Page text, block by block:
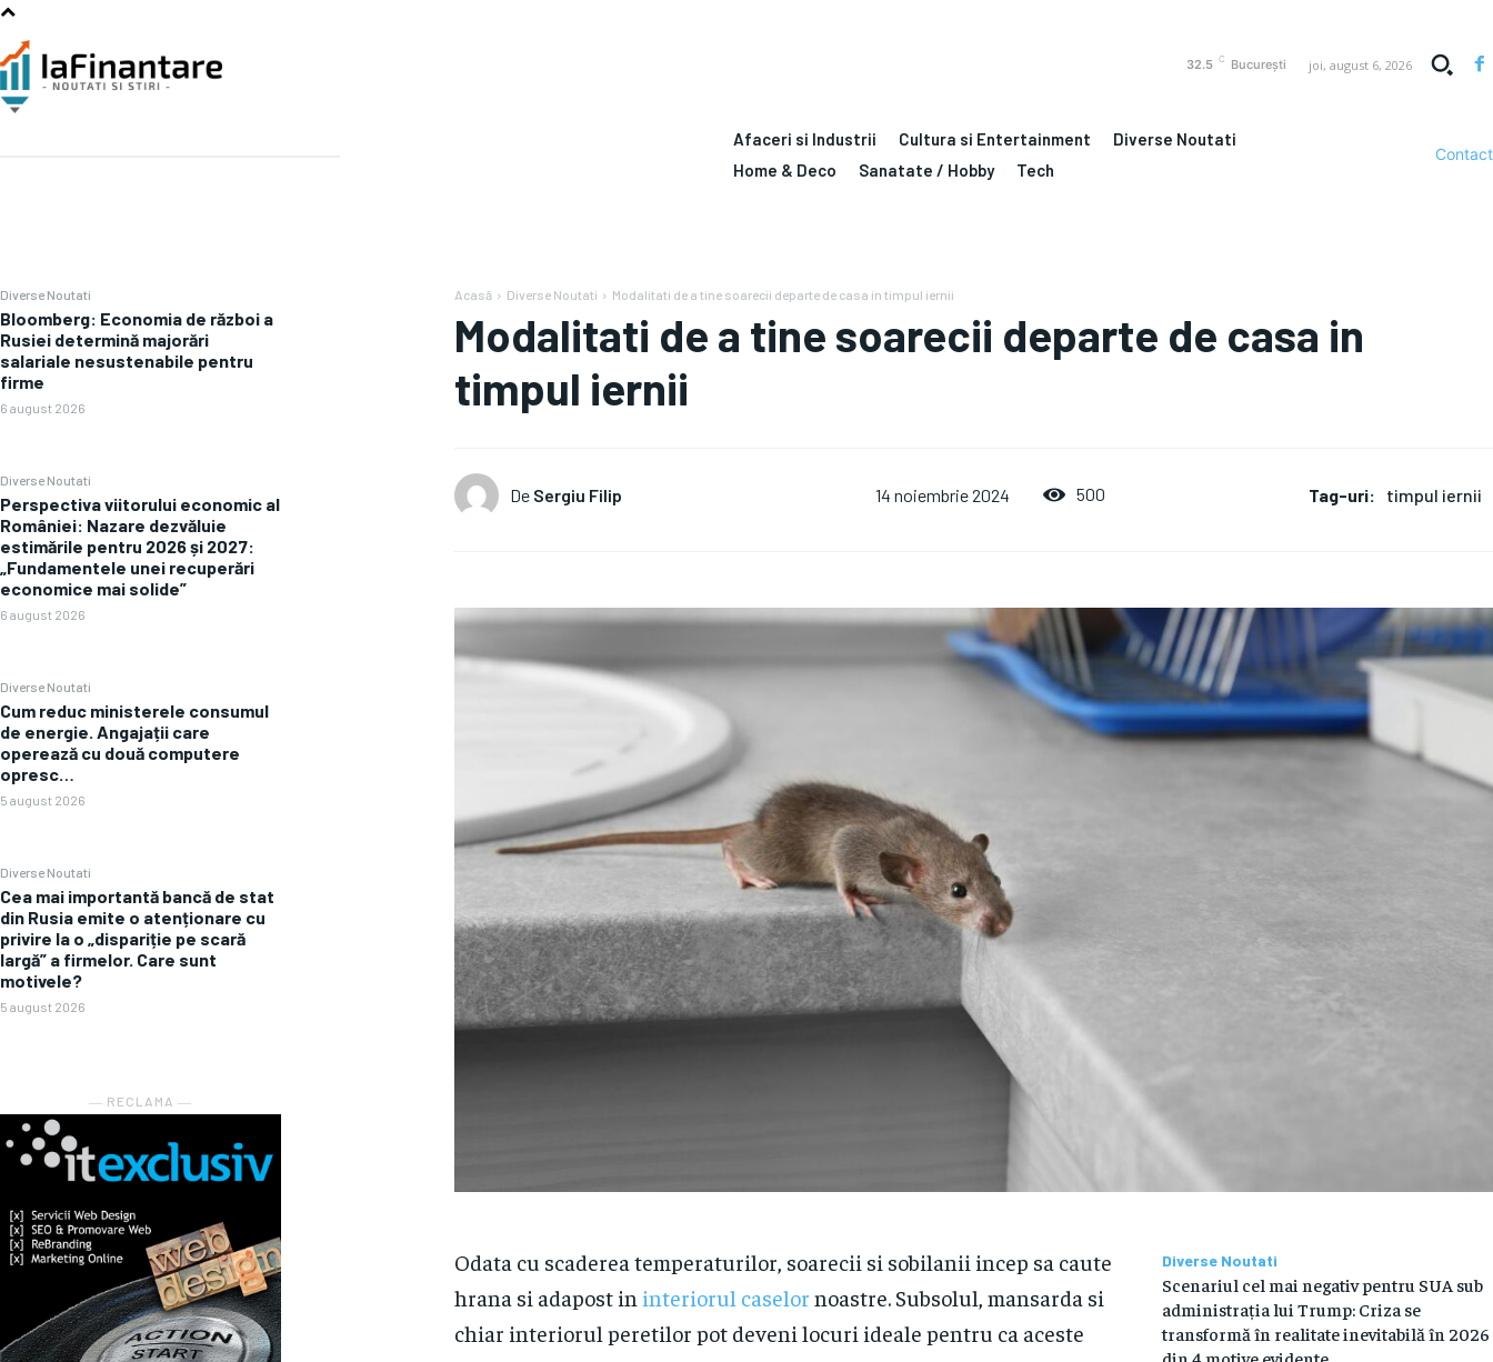
32.5 C București joi, august 6, 2026
Afaceri si Industrii Cultura si Entertainment
Diverse Noutati
Home & Deco
Sanatate / Hobby Tech
Contact
Diverse Noutati
Bloomberg: Economia de război a
Rusiei determină majorări
salariale nesustenabile pentru
firme
6 august 2026
Diverse Noutati
Perspectiva viitorului economic al
României: Nazare dezvăluie
estimările pentru 2026 și 2027:
„Fundamentele unei recuperări
economice mai solide”
6 august 2026
Diverse Noutati
Cum reduc ministerele consumul
de energie. Angajații care
operează cu două computere
opresc…
5 august 2026
Diverse Noutati
Cea mai importantă bancă de stat
din Rusia emite o atenționare cu
privire la o „dispariție pe scară
largă” a firmelor. Care sunt
motivele?
5 august 2026
― RECLAMA ―
Acasă Diverse Noutati Modalitati de a tine soarecii departe de casa in timpul iernii
Modalitati de a tine soarecii departe de casa in
timpul iernii
De Sergiu Filip 14 noiembrie 2024 500 Tag-uri: timpul iernii
Odata cu scaderea temperaturilor, soarecii si sobilanii incep sa caute
hrana si adapost in interiorul caselor noastre. Subsolul, mansarda si
chiar interiorul peretilor pot deveni locuri ideale pentru ca aceste
Diverse Noutati
Scenariul cel mai negativ pentru SUA sub
administrația lui Trump: Criza se
transformă în realitate inevitabilă în 2026
din 4 motive evidente